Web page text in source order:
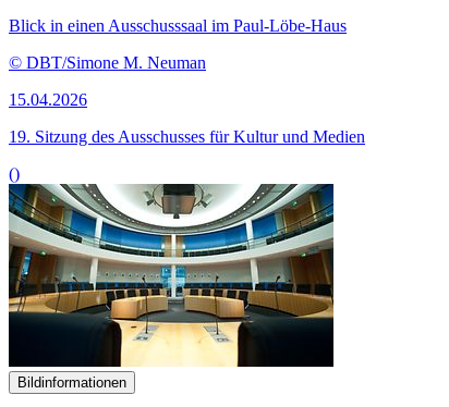
Blick in einen Ausschusssaal im Paul-Löbe-Haus
© DBT/Simone M. Neuman
15.04.2026
19. Sitzung des Ausschusses für Kultur und Medien
()
Bildinformationen